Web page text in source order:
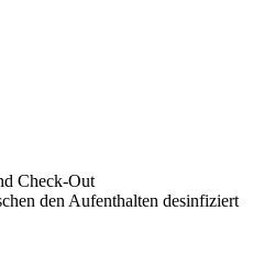
Check-Out
den Aufenthalten desinfiziert